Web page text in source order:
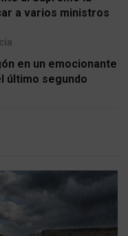
a varios ministros
en un emocionante
último segundo